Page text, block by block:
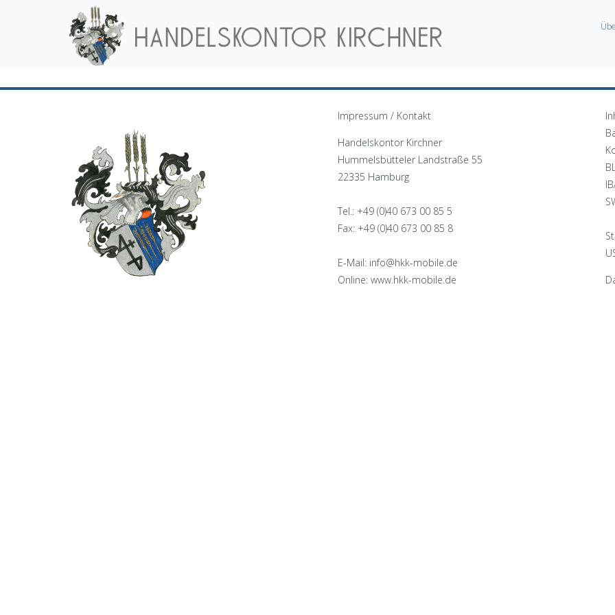
Impressum / Kontakt
Handelskontor Kirchner
Hummelsbütteler Landstraße 55
22335 Hamburg
Tel.: +49 (0)40 673 00 85 5
Fax: +49 (0)40 673 00 85 8
E-Mail: info@hkk-mobile.de
Online: www.hkk-mobile.de